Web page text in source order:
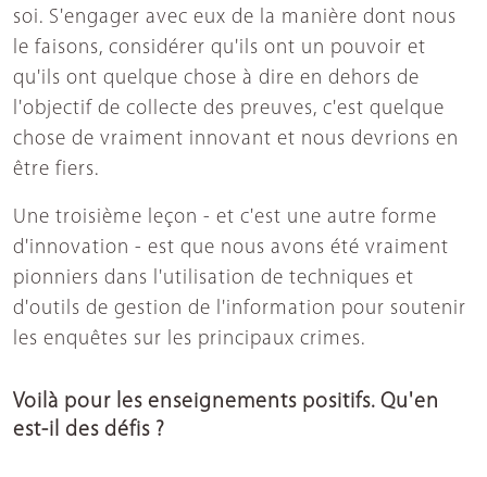
soi. S'engager avec eux de la manière dont nous
le faisons, considérer qu'ils ont un pouvoir et
qu'ils ont quelque chose à dire en dehors de
l'objectif de collecte des preuves, c'est quelque
chose de vraiment innovant et nous devrions en
être fiers.
Une troisième leçon - et c'est une autre forme
d'innovation - est que nous avons été vraiment
pionniers dans l'utilisation de techniques et
d'outils de gestion de l'information pour soutenir
les enquêtes sur les principaux crimes.
Voilà pour les enseignements positifs. Qu'en
est-il des défis ?